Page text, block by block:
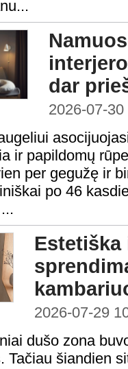
dar
2026-07-30
ir papildomų
per gegužę ir
po 46
2026-07-29
dušo zona
Tačiau šiandien